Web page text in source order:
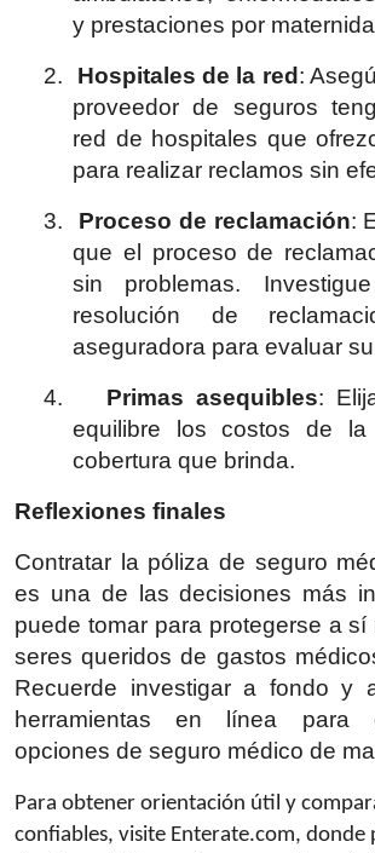
y prestaciones por
2.
Hospitales de la red:
proveedor de seguros
red de hospitales que
para realizar reclamos sin
3.
Proceso de reclamación:
que el proceso de
sin problemas.
resolución de
aseguradora para evaluar
4.
Primas asequibles:
equilibre los costos de
cobertura que brinda.
Reflexiones finales
Contratar la póliza de seguro
es una de las decisiones más
puede tomar para protegerse a
seres queridos de gastos
Recuerde investigar a fondo y
herramientas en línea para
opciones de seguro médico de
Para obtener orientación útil y
confiables, visite Enterate.com, donde